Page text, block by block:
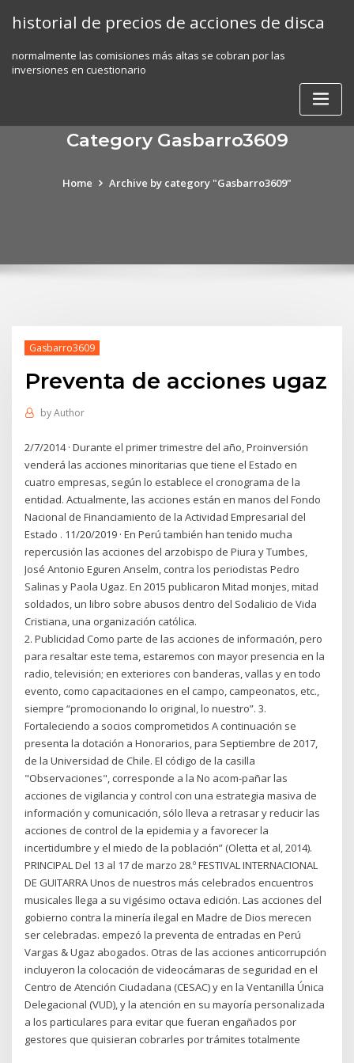
historial de precios de acciones de disca
normalmente las comisiones más altas se cobran por las
inversiones en cuestionario
Category Gasbarro3609
Home Archive by category "Gasbarro3609"
Gasbarro3609
Preventa de acciones ugaz
byAuthor
2/7/2014 · Durante el primer trimestre del año, Proinversión
venderá las acciones minoritarias que tiene el Estado en
cuatro empresas, según lo establece el cronograma de la
entidad. Actualmente, las acciones están en manos del Fondo
Nacional de Financiamiento de la Actividad Empresarial del
Estado . 11/20/2019 · En Perú también han tenido mucha
repercusión las acciones del arzobispo de Piura y Tumbes,
José Antonio Eguren Anselm, contra los periodistas Pedro
Salinas y Paola Ugaz. En 2015 publicaron Mitad monjes, mitad
soldados, un libro sobre abusos dentro del Sodalicio de Vida
Cristiana, una organización católica.
2. Publicidad Como parte de las acciones de información, pero
para resaltar este tema, estaremos con mayor presencia en la
radio, televisión; en exteriores con banderas, vallas y en todo
evento, como capacitaciones en el campo, campeonatos, etc.,
siempre “promocionando lo original, lo nuestro”. 3.
Fortaleciendo a socios comprometidos A continuación se
presenta la dotación a Honorarios, para Septiembre de 2017,
de la Universidad de Chile. El código de la casilla
"Observaciones", corresponde a la No acom-pañar las
acciones de vigilancia y control con una estrategia masiva de
información y comunicación, sólo lleva a retrasar y reducir las
acciones de control de la epidemia y a favorecer la
incertidumbre y el miedo de la población” (Oletta et al, 2014).
PRINCIPAL Del 13 al 17 de marzo 28.º FESTIVAL INTERNACIONAL
DE GUITARRA Unos de nuestros más celebrados encuentros
musicales llega a su vigésimo octava edición. Las acciones del
gobierno contra la minería ilegal en Madre de Dios merecen
ser celebradas. empezó la preventa de entradas en Perú
Vargas & Ugaz abogados. Otras de las acciones anticorrupción
incluyeron la colocación de videocámaras de seguridad en el
Centro de Atención Ciudadana (CESAC) y en la Ventanilla Única
Delegacional (VUD), y la atención en su mayoría personalizada
a los particulares para evitar que fueran engañados por
gestores que quisieran cobrarles por trámites totalmente